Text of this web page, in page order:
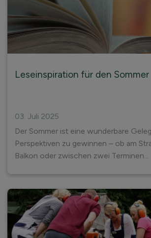
Leseinspiration für den Sommer
03. Juli 2025
Der Sommer ist eine wunderbare
Perspektiven zu gewinnen – ob am
Balkon oder zwischen zwei Terminen...